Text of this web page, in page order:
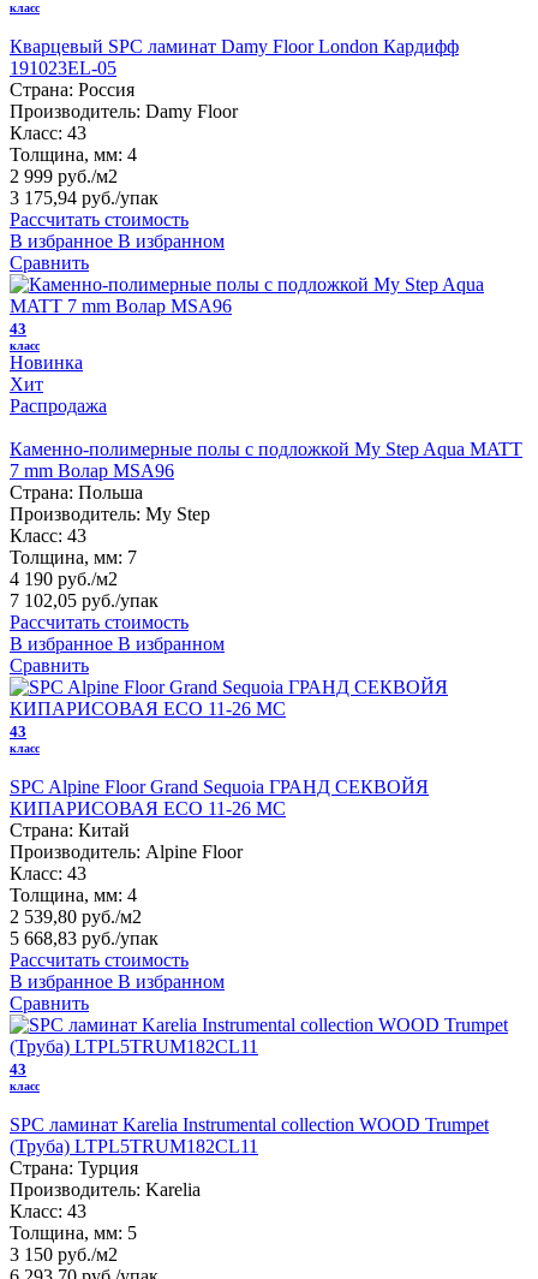
класс
Кварцевый SPC ламинат Damy Floor London Кардифф
191023EL-05
Страна: Россия
Производитель: Damy Floor
Класс: 43
Толщина, мм: 4
2 999 руб./м2
3 175,94 руб./упак
Рассчитать стоимость
В избранное В избранном
Сравнить
43
класс
Новинка
Хит
Распродажа
Каменно-полимерные полы с подложкой My Step Aqua MATT
7 mm Волар MSA96
Страна: Польша
Производитель: My Step
Класс: 43
Толщина, мм: 7
4 190 руб./м2
7 102,05 руб./упак
Рассчитать стоимость
В избранное В избранном
Сравнить
43
класс
SPC Alpine Floor Grand Sequoia ГРАНД СЕКВОЙЯ
КИПАРИСОВАЯ ECO 11-26 MC
Страна: Китай
Производитель: Alpine Floor
Класс: 43
Толщина, мм: 4
2 539,80 руб./м2
5 668,83 руб./упак
Рассчитать стоимость
В избранное В избранном
Сравнить
43
класс
SPC ламинат Karelia Instrumental collection WOOD Trumpet
(Труба) LTPL5TRUM182CL11
Страна: Турция
Производитель: Karelia
Класс: 43
Толщина, мм: 5
3 150 руб./м2